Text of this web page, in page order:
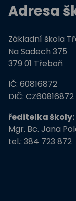
Adresa
Základní škola
Na Sadech 375
379 01 Třeboň
IČ: 60816872
DIČ: CZ60816872
ředitelka školy:
Mgr. Bc. Jana
tel.: 384 723 872